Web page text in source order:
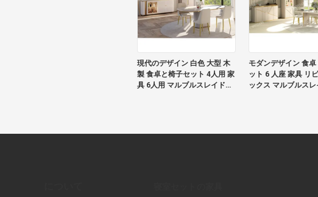
現代のデザイン 白色 大型 木
製 食卓と椅子セット 4人用 家
具 6人用 マルブルスレイド食
モダンデザイン 食卓
ット 6 人座 家具 リ
ックス マルブルスレ